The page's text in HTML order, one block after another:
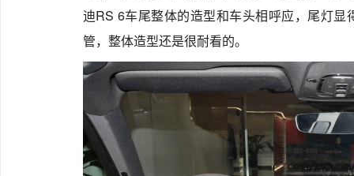
迪RS 6车尾整体的造型和车头相呼应，尾灯
管，整体造型还是很耐看的。